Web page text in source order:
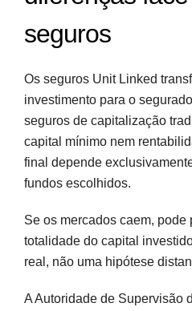
seguros
Os seguros Unit Linked
investimento para o
seguros de capitalização
capital mínimo nem
final depende
fundos escolhidos.
Se os mercados caem, pode
totalidade do capital
real, não uma hipótese
A Autoridade de Supervisão